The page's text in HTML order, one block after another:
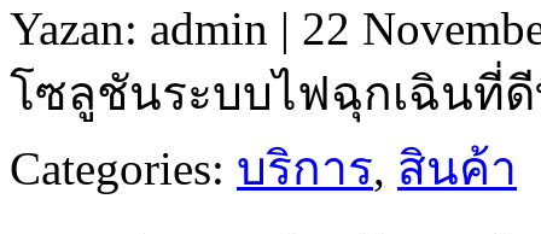
Yazan: admin | 22
โซลูชันระบบไฟฉุกเฉินที่
Categories: บริการ, สินค้า